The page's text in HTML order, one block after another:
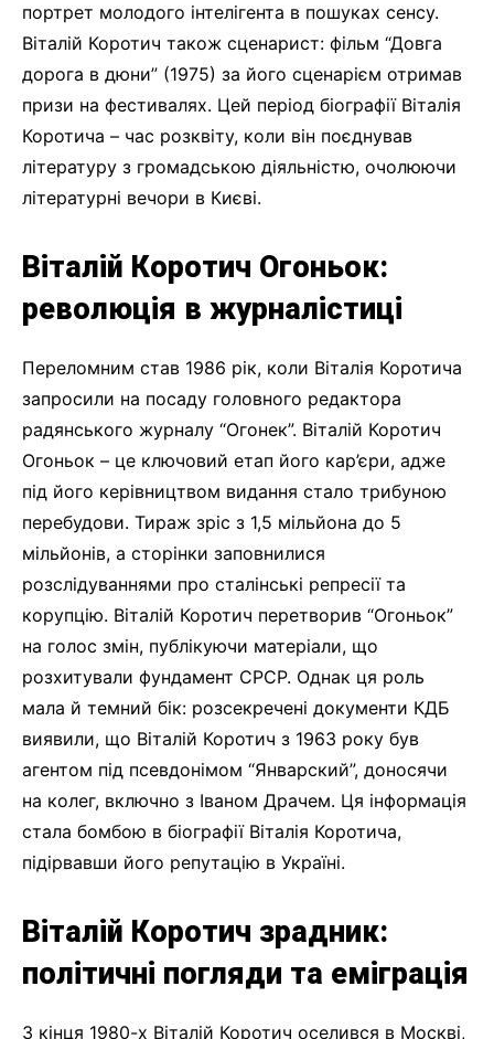
портрет молодого інтелігента в пошуках сенсу.
Віталій Коротич також сценарист: фільм “Довга
дорога в дюни” (1975) за його сценарієм отримав
призи на фестивалях. Цей період біографії Віталія
Коротича – час розквіту, коли він поєднував
літературу з громадською діяльністю, очолюючи
літературні вечори в Києві.
Віталій Коротич Огоньок:
революція в журналістиці
Переломним став 1986 рік, коли Віталія Коротича
запросили на посаду головного редактора
радянського журналу “Огонек”. Віталій Коротич
Огоньок – це ключовий етап його кар’єри, адже
під його керівництвом видання стало трибуною
перебудови. Тираж зріс з 1,5 мільйона до 5
мільйонів, а сторінки заповнилися
розслідуваннями про сталінські репресії та
корупцію. Віталій Коротич перетворив “Огоньок”
на голос змін, публікуючи матеріали, що
розхитували фундамент СРСР. Однак ця роль
мала й темний бік: розсекречені документи КДБ
виявили, що Віталій Коротич з 1963 року був
агентом під псевдонімом “Январский”, доносячи
на колег, включно з Іваном Драчем. Ця інформація
стала бомбою в біографії Віталія Коротича,
підірвавши його репутацію в Україні.
Віталій Коротич зрадник:
політичні погляди та еміграція
З кінця 1980-х Віталій Коротич оселився в Москві,